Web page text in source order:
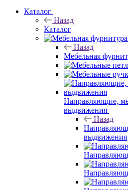
Каталог
Назад
Каталог
Назад
Мебельная
Направляющие,
выдвижения
Назад
выдвижения